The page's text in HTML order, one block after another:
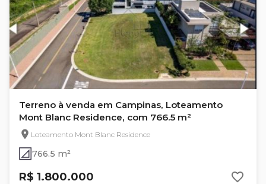
Terreno à venda em Campinas, Loteamento
Mont Blanc Residence, com 766.5 m²
Loteamento Mont Blanc Residence
766.5 m²
R$ 1.800.000